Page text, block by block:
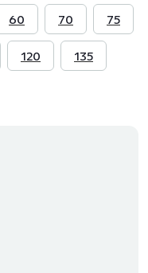
60 70 75
120 135